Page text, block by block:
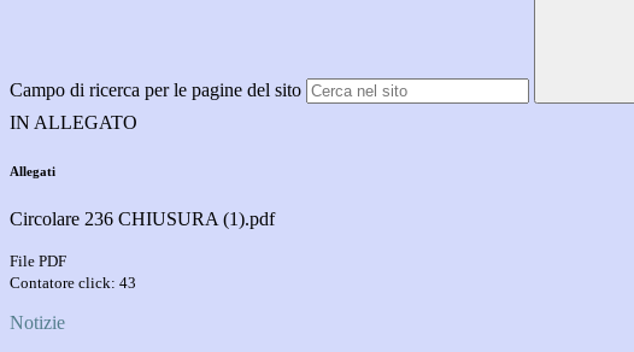
Campo di ricerca per le pagine del sito
IN ALLEGATO
Allegati
Circolare 236 CHIUSURA (1).pdf
File PDF
Contatore click: 43
Notizie